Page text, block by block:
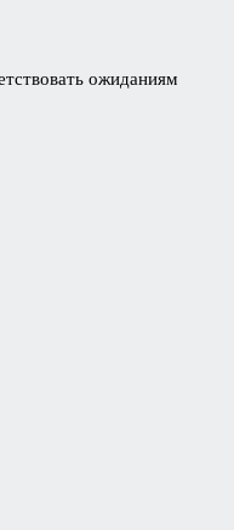
ожиданиям